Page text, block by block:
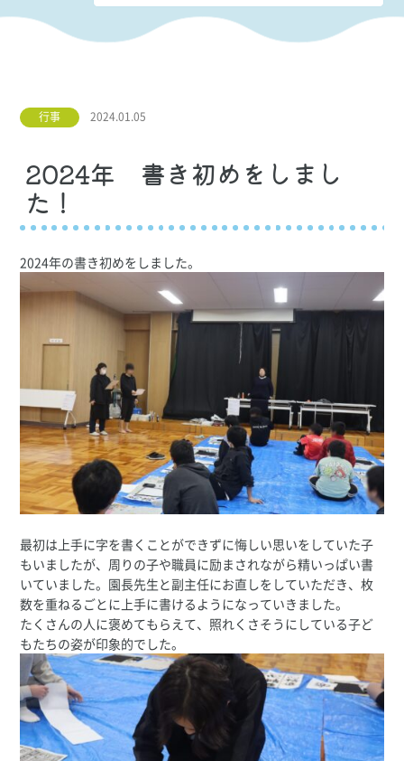
行事 2024.01.05
2024年 書き初めをしまし
た！
2024年の書き初めをしました。
最初は上手に字を書くことができずに悔しい思いをしていた子
もいましたが、周りの子や職員に励まされながら精いっぱい書
いていました。園長先生と副主任にお直しをしていただき、枚
数を重ねるごとに上手に書けるようになっていきました。
たくさんの人に褒めてもらえて、照れくさそうにしている子ど
もたちの姿が印象的でした。